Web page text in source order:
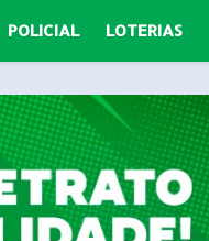
POLICIAL LOTERIAS